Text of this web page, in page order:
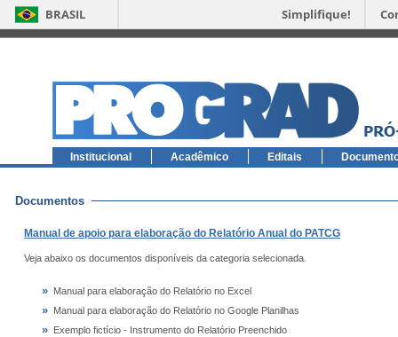
BRASIL Simplifique!
Institucional Acadêmico Editais
Documentos
Manual de apoio para elaboração do Relatório Anual do PATCG
Veja abaixo os documentos disponíveis da categoria selecionada.
» Manual para elaboração do Relatório no Excel
» Manual para elaboração do Relatório no Google Planilhas
» Exemplo fictício - Instrumento do Relatório Preenchido